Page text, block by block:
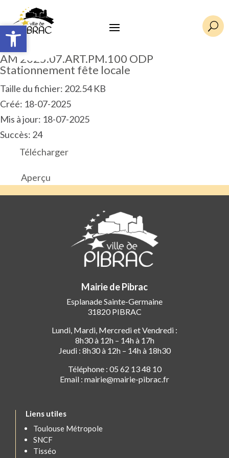
Ouvrir la barre d’outils U
AM 2025.07.ART.PM.100 ODP
Stationnement fête locale
Taille du fichier: 202.54 KB
Créé: 18-07-2025
Mis à jour: 18-07-2025
Succès: 24
Télécharger
Aperçu
Mairie de Pibrac
Esplanade Sainte-Germaine
31820 PIBRAC
Lundi, Mardi, Mercredi et Vendredi :
8h30 à 12h – 14h à 17h
Jeudi : 8h30 à 12h – 14h à 18h30
Téléphone : 05 62 13 48 10
Email : mairie@mairie-pibrac.fr
Liens utiles
Toulouse Métropole
SNCF
Tisséo
Ouvrir la barre d’outils